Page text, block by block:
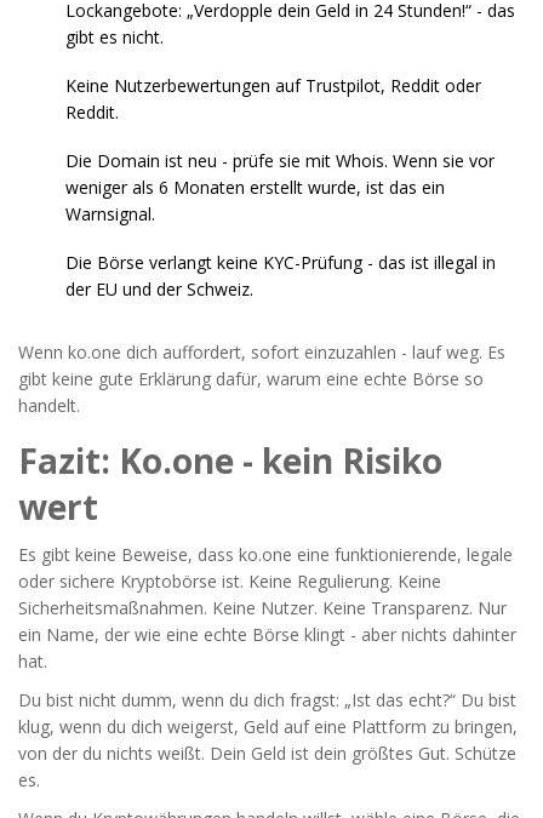
Lockangebote: „Verdopple dein Geld in 24 Stunden!“ - das
gibt es nicht.
Keine Nutzerbewertungen auf Trustpilot, Reddit oder
Reddit.
Die Domain ist neu - prüfe sie mit Whois. Wenn sie vor
weniger als 6 Monaten erstellt wurde, ist das ein
Warnsignal.
Die Börse verlangt keine KYC-Prüfung - das ist illegal in
der EU und der Schweiz.
Wenn ko.one dich auffordert, sofort einzuzahlen - lauf weg. Es
gibt keine gute Erklärung dafür, warum eine echte Börse so
handelt.
Fazit: Ko.one - kein Risiko
wert
Es gibt keine Beweise, dass ko.one eine funktionierende, legale
oder sichere Kryptobörse ist. Keine Regulierung. Keine
Sicherheitsmaßnahmen. Keine Nutzer. Keine Transparenz. Nur
ein Name, der wie eine echte Börse klingt - aber nichts dahinter
hat.
Du bist nicht dumm, wenn du dich fragst: „Ist das echt?“ Du bist
klug, wenn du dich weigerst, Geld auf eine Plattform zu bringen,
von der du nichts weißt. Dein Geld ist dein größtes Gut. Schütze
es.